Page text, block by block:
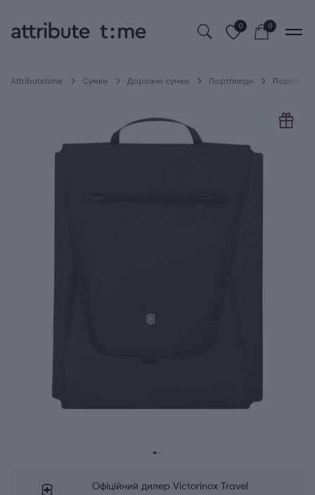
0 0
Attributetime Сумки Дорожні сумки Портпледи Портплед
Офіційний дилер Victorinox Travel